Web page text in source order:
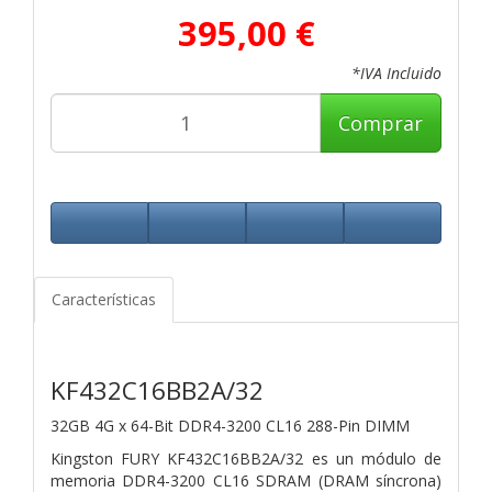
395,00 €
*IVA Incluido
Comprar
Características
KF432C16BB2A/32
32GB 4G x 64-Bit DDR4-3200 CL16 288-Pin DIMM
Kingston FURY KF432C16BB2A/32 es un módulo de
memoria DDR4-3200 CL16 SDRAM (DRAM síncrona)